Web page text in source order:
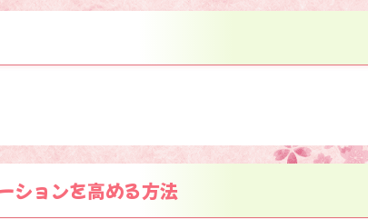
ションを高める方法